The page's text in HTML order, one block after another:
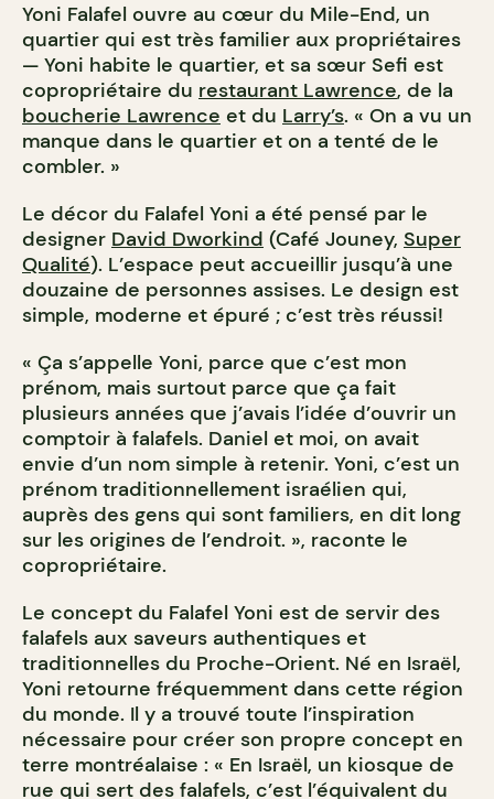
Yoni Falafel ouvre au cœur du Mile-End, un
quartier qui est très familier aux propriétaires
— Yoni habite le quartier, et sa sœur Sefi est
copropriétaire du restaurant Lawrence, de la
boucherie Lawrence et du Larry’s. « On a vu un
manque dans le quartier et on a tenté de le
combler. »
Le décor du Falafel Yoni a été pensé par le
designer David Dworkind (Café Jouney, Super
Qualité). L’espace peut accueillir jusqu’à une
douzaine de personnes assises. Le design est
simple, moderne et épuré ; c’est très réussi!
« Ça s’appelle Yoni, parce que c’est mon
prénom, mais surtout parce que ça fait
plusieurs années que j’avais l’idée d’ouvrir un
comptoir à falafels. Daniel et moi, on avait
envie d’un nom simple à retenir. Yoni, c’est un
prénom traditionnellement israélien qui,
auprès des gens qui sont familiers, en dit long
sur les origines de l’endroit. », raconte le
copropriétaire.
Le concept du Falafel Yoni est de servir des
falafels aux saveurs authentiques et
traditionnelles du Proche-Orient. Né en Israël,
Yoni retourne fréquemment dans cette région
du monde. Il y a trouvé toute l’inspiration
nécessaire pour créer son propre concept en
terre montréalaise : « En Israël, un kiosque de
rue qui sert des falafels, c’est l’équivalent du